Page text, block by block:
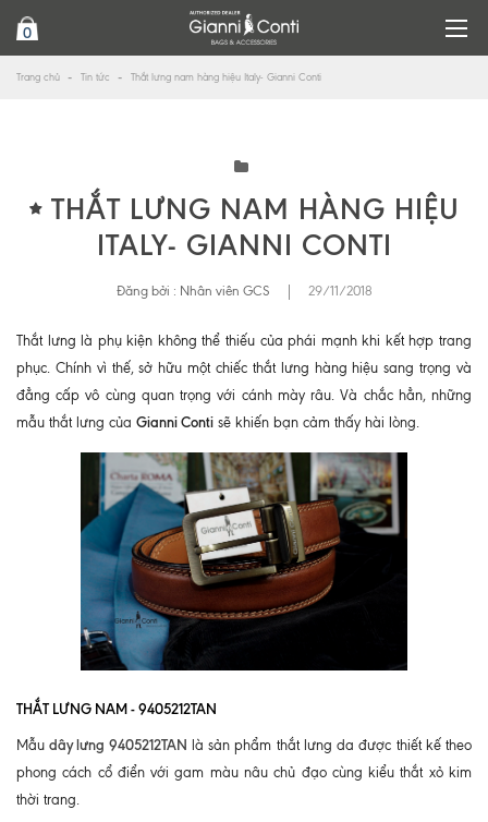
0
Trang chủ Tin tức Thắt lưng nam hàng hiệu Italy- Gianni Conti
THẮT LƯNG NAM HÀNG HIỆU
ITALY- GIANNI CONTI
Đăng bởi : Nhân viên GCS 29/11/2018
Thắt lưng là phụ kiện không thể thiếu của phái mạnh khi kết hợp trang
phục. Chính vì thế, sở hữu một chiếc thắt lưng hàng hiệu sang trọng và
đẳng cấp vô cùng quan trọng với cánh mày râu. Và chắc hẳn, những
mẫu thắt lưng của Gianni Conti sẽ khiến bạn cảm thấy hài lòng.
THẮT LƯNG NAM - 9405212TAN
Mẫudây lưng 9405212TAN là sản phẩm thắt lưng da được thiết kế theo
phong cách cổ điển với gam màu nâu chủ đạo cùng kiểu thắt xỏ kim
thời trang.